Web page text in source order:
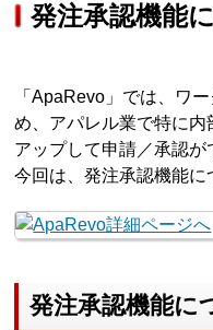
発注承認機能
「ApaRevo」では、ワ
め、アパレル業で特に
アップして申請／承認が
今回は、発注承認機能に
発注承認機能に